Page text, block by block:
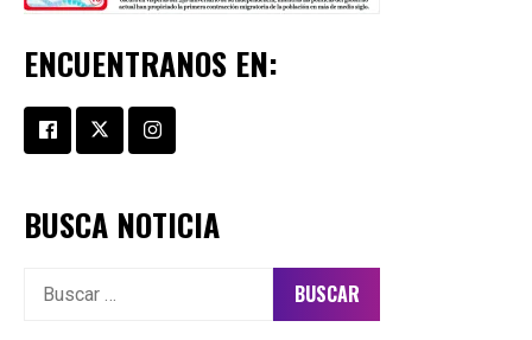
ENCUENTRANOS EN:
BUSCA NOTICIA
Buscar: